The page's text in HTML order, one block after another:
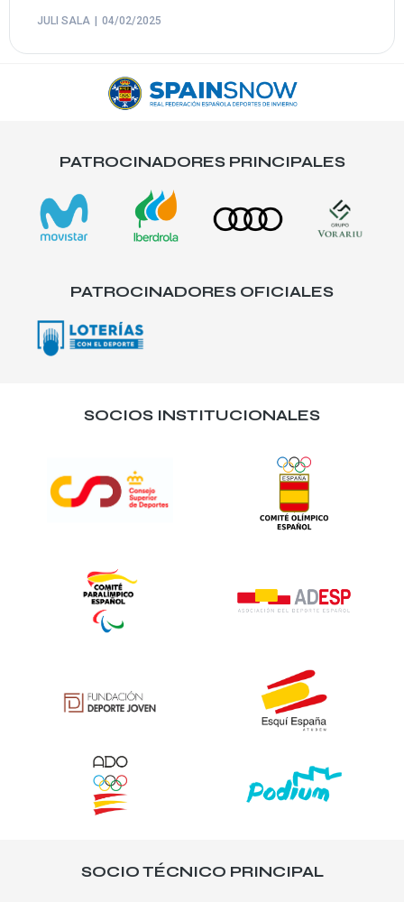
JULI SALA 04/02/2025
PATROCINADORES PRINCIPALES
PATROCINADORES OFICIALES
SOCIOS INSTITUCIONALES
SOCIO TÉCNICO PRINCIPAL